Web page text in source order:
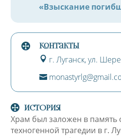
«Взыскание
контакты
on
_p
in
on
г. Луганск, ул.
on
m
ic
on
ИСТОРИЯ
Храм был заложен в память
техногенной трагедии в г.